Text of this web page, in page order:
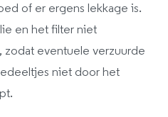
of er ergens lekkage is.
en het filter niet
zodat eventuele verzuurde
niet door het